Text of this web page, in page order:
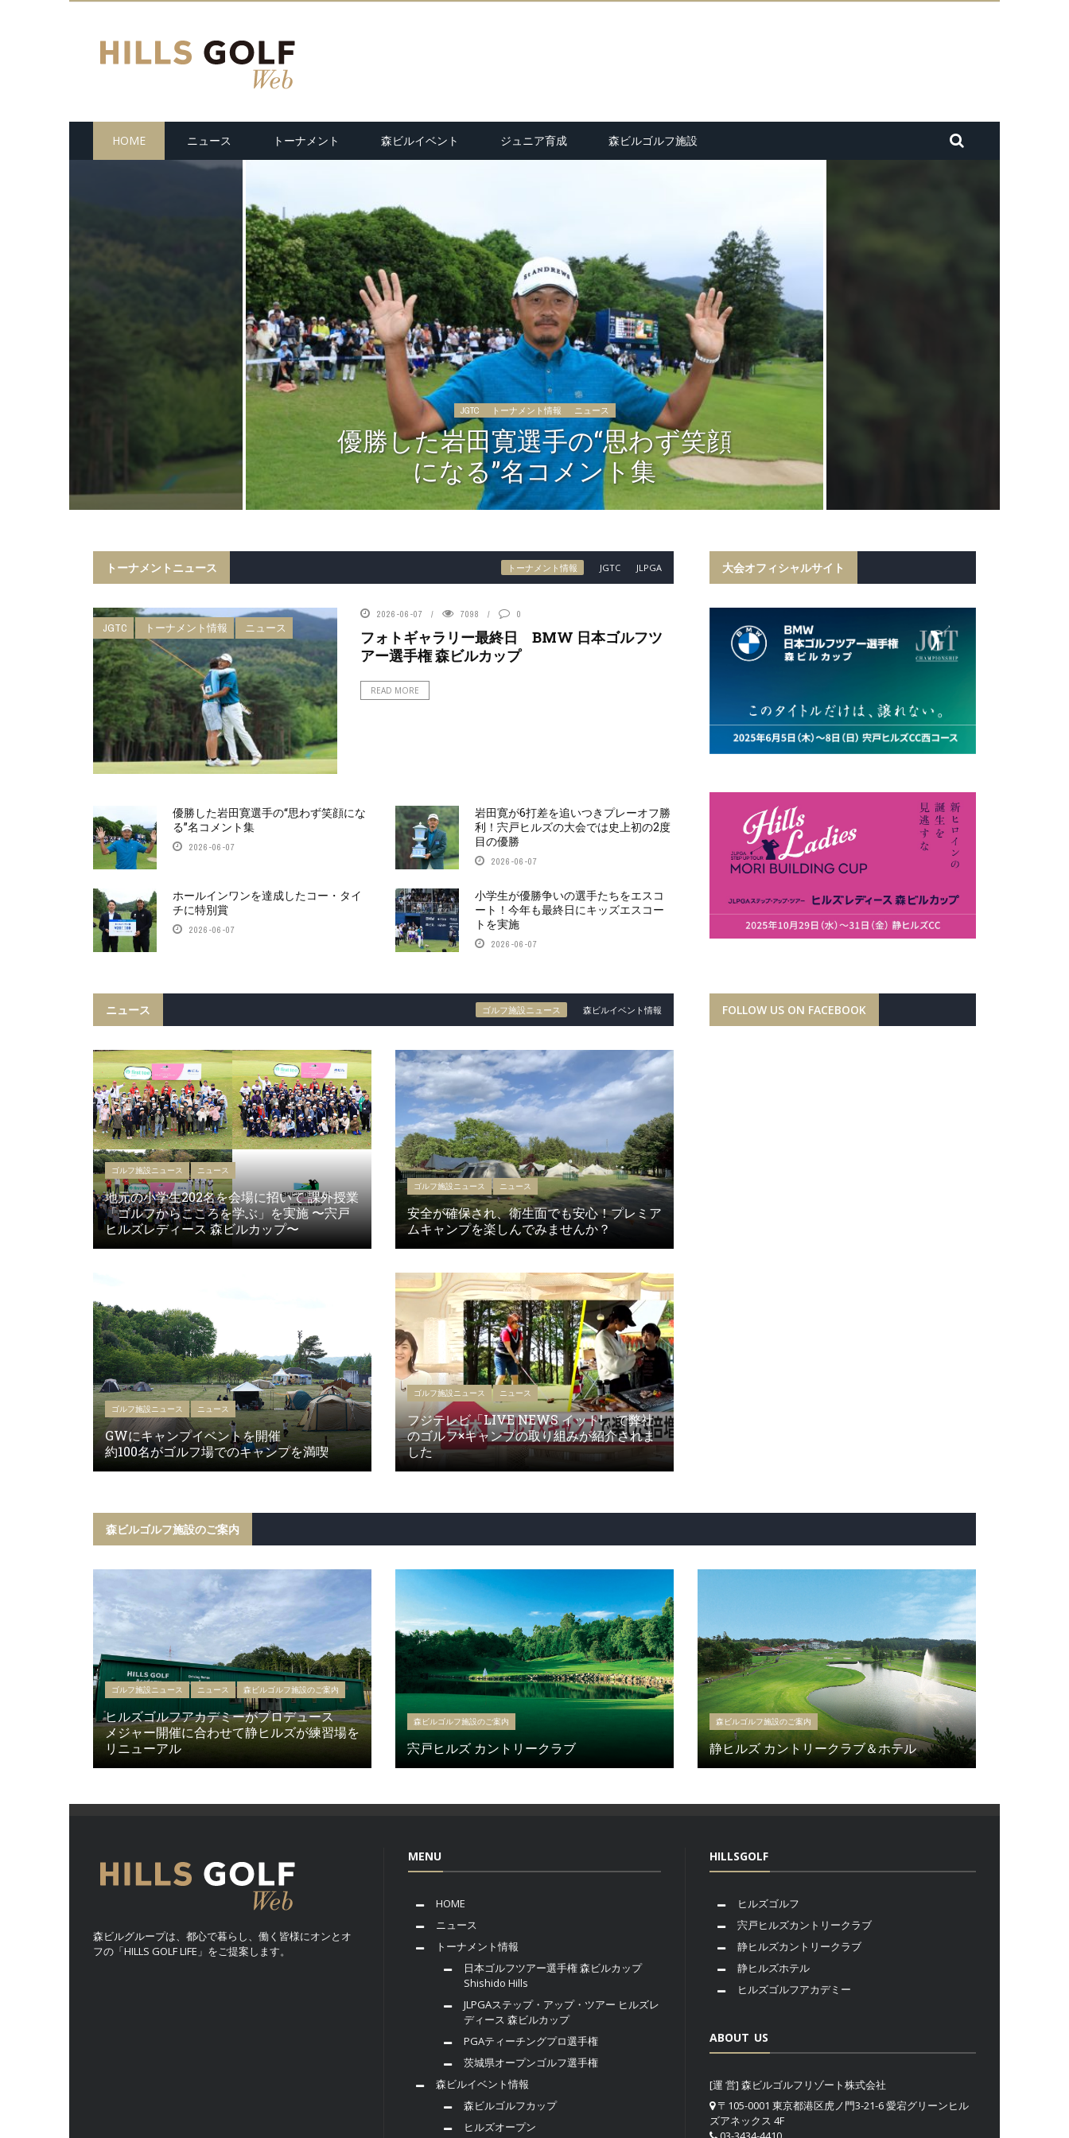
HOME ニュース トーナメント 森ビルイベント ジュニア育成 森ビルゴルフ施設
森ビルカッ
JGTC トーナメント情報 ニュース
優勝した岩田寛選手の“思わず笑顔
になる”名コメント集
トーナメントニュース トーナメント情報 JGTC JLPGA
JGTC トーナメント情報 ニュース
2026-06-07 7098 0
フォトギャラリー最終日 BMW 日本ゴルフツ
アー選手権 森ビルカップ
READ MORE
優勝した岩田寛選手の“思わず笑顔にな
る”名コメント集
2026-06-07
岩田寛が6打差を追いつきプレーオフ勝
利！宍戸ヒルズの大会では史上初の2度
目の優勝
2026-06-07
ホールインワンを達成したコー・タイ
チに特別賞
2026-06-07
小学生が優勝争いの選手たちをエスコ
ート！今年も最終日にキッズエスコー
トを実施
2026-06-07
大会オフィシャルサイト
ニュース ゴルフ施設ニュース 森ビルイベント情報
ゴルフ施設ニュース ニュース
地元の小学生202名を会場に招いて 課外授業
「ゴルフからこころを学ぶ」を実施 〜宍戸
ヒルズレディース 森ビルカップ〜
ゴルフ施設ニュース ニュース
安全が確保され、衛生面でも安心！プレミア
ムキャンプを楽しんでみませんか？
ゴルフ施設ニュース ニュース
GWにキャンプイベントを開催
約100名がゴルフ場でのキャンプを満喫
ゴルフ施設ニュース ニュース
フジテレビ「LIVE NEWS イット!」で弊社
のゴルフ×キャンプの取り組みが紹介されま
した
FOLLOW US ON FACEBOOK
森ビルゴルフ施設のご案内
ゴルフ施設ニュース ニュース 森ビルゴルフ施設のご案内
ヒルズゴルフアカデミーがプロデュース
メジャー開催に合わせて静ヒルズが練習場を
リニューアル
森ビルゴルフ施設のご案内
宍戸ヒルズ カントリークラブ
森ビルゴルフ施設のご案内
静ヒルズ カントリークラブ＆ホテル
森ビルグループは、都心で暮らし、働く皆様にオンとオ
フの「HILLS GOLF LIFE」をご提案します。
MENU
HOME
ニュース
トーナメント情報
日本ゴルフツアー選手権 森ビルカップ
Shishido Hills
JLPGAステップ・アップ・ツアー ヒルズレ
ディース 森ビルカップ
PGAティーチングプロ選手権
茨城県オープンゴルフ選手権
森ビルイベント情報
森ビルゴルフカップ
ヒルズオープン
HILLSGOLF
ヒルズゴルフ
宍戸ヒルズカントリークラブ
静ヒルズカントリークラブ
静ヒルズホテル
ヒルズゴルフアカデミー
ABOUT US
[運 営] 森ビルゴルフリゾート株式会社
〒105-0001 東京都港区虎ノ門3-21-6 愛宕グリーンヒル
ズアネックス 4F